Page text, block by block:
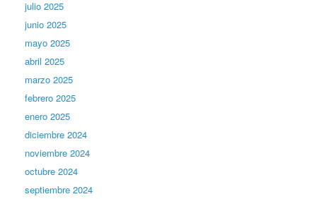
julio 2025
junio 2025
mayo 2025
abril 2025
marzo 2025
febrero 2025
enero 2025
diciembre 2024
noviembre 2024
octubre 2024
septiembre 2024